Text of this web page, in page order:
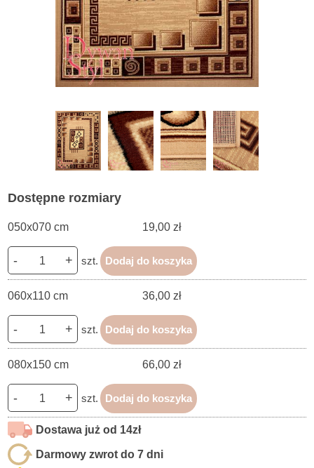
Dostępne rozmiary
050x070 cm 19,00 zł
- + szt. Dodaj do koszyka
060x110 cm 36,00 zł
- + szt. Dodaj do koszyka
080x150 cm 66,00 zł
- + szt. Dodaj do koszyka
Dostawa już od 14zł
Darmowy zwrot do 7 dni